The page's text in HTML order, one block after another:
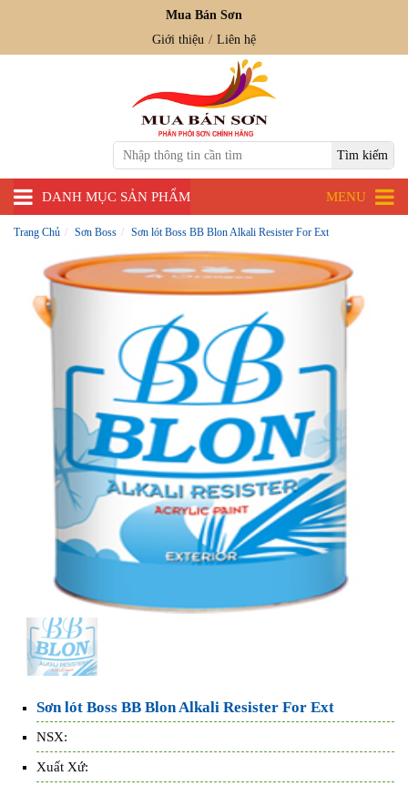
Mua Bán Sơn
Giới thiệu
Liên hệ
DANH MỤC SẢN PHẨM MENU
Trang Chủ Sơn Boss Sơn lót Boss BB Blon Alkali Resister For Ext
Sơn lót Boss BB Blon Alkali Resister For Ext
NSX:
Xuất Xứ: